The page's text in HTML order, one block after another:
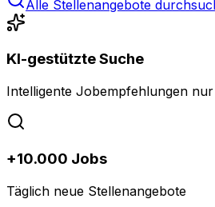
Alle Stellenangebote
KI-gestützte Suche
Intelligente Jobempfehlungen
+10.000 Jobs
Täglich neue Stellenangebote